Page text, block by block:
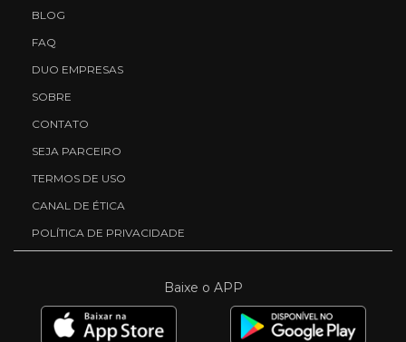
BLOG
FAQ
DUO EMPRESAS
SOBRE
CONTATO
SEJA PARCEIRO
TERMOS DE USO
CANAL DE ÉTICA
POLÍTICA DE PRIVACIDADE
Baixe o APP